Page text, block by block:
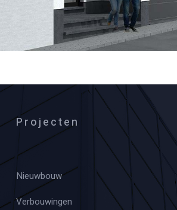
Projecten
Nieuwbouw
Verbouwingen